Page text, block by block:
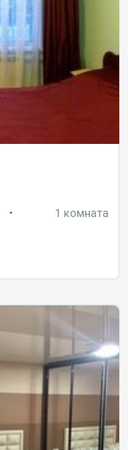
• 1 комната